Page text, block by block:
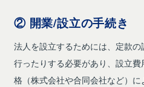
② 開業/設立の手続き
法人を設立するためには、定款
行ったりする必要があり、設立
格（株式会社や合同会社など）